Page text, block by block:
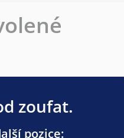
zoufat.
pozice: